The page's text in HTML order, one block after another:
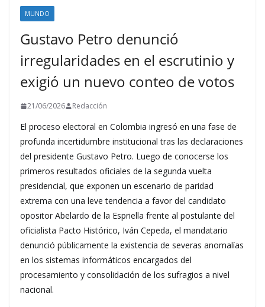
MUNDO
Gustavo Petro denunció
irregularidades en el escrutinio y
exigió un nuevo conteo de votos
21/06/2026 Redacción
El proceso electoral en Colombia ingresó en una fase de
profunda incertidumbre institucional tras las declaraciones
del presidente Gustavo Petro. Luego de conocerse los
primeros resultados oficiales de la segunda vuelta
presidencial, que exponen un escenario de paridad
extrema con una leve tendencia a favor del candidato
opositor Abelardo de la Espriella frente al postulante del
oficialista Pacto Histórico, Iván Cepeda, el mandatario
denunció públicamente la existencia de severas anomalías
en los sistemas informáticos encargados del
procesamiento y consolidación de los sufragios a nivel
nacional.